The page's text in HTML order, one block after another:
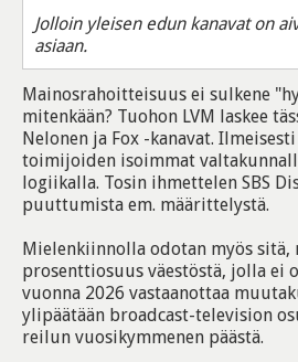
Jolloin yleisen edun kanavat on
asiaan.
Mainosrahoitteisuus ei sulkene
mitenkään? Tuohon LVM laskee
Nelonen ja Fox -kanavat.
toimijoiden isoimmat
logiikalla. Tosin ihmettelen SBS
puuttumista em. määrittelystä.
Mielenkiinnolla odotan myös sitä,
prosenttiosuus väestöstä, jolla ei
vuonna 2026 vastaanottaa
ylipäätään broadcast-television
reilun vuosikymmenen päästä.